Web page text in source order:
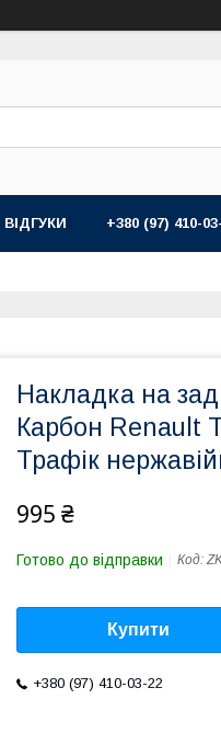
ВІДГУКИ +380 (97) 410-
Накладка на
Карбон Renault
Трафік
995 ₴
Готово до відправки Код:
Купити
+380 (97) 410-03-22